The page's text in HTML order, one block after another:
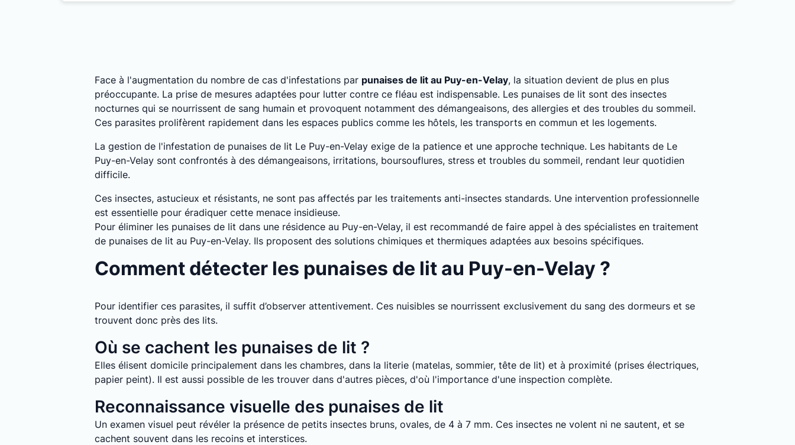
Face à l'augmentation du nombre de cas d'infestations par punaises de lit au Puy-en-Velay, la situation devient de plus en plus
préoccupante. La prise de mesures adaptées pour lutter contre ce fléau est indispensable. Les punaises de lit sont des insectes
nocturnes qui se nourrissent de sang humain et provoquent notamment des démangeaisons, des allergies et des troubles du sommeil.
Ces parasites prolifèrent rapidement dans les espaces publics comme les hôtels, les transports en commun et les logements.
La gestion de l'infestation de punaises de lit Le Puy-en-Velay exige de la patience et une approche technique. Les habitants de Le
Puy-en-Velay sont confrontés à des démangeaisons, irritations, boursouflures, stress et troubles du sommeil, rendant leur quotidien
difficile.
Ces insectes, astucieux et résistants, ne sont pas affectés par les traitements anti-insectes standards. Une intervention professionnelle
est essentielle pour éradiquer cette menace insidieuse.
Pour éliminer les punaises de lit dans une résidence au Puy-en-Velay, il est recommandé de faire appel à des spécialistes en traitement
de punaises de lit au Puy-en-Velay. Ils proposent des solutions chimiques et thermiques adaptées aux besoins spécifiques.
Comment détecter les punaises de lit au Puy-en-Velay ?
Pour identifier ces parasites, il suffit d’observer attentivement. Ces nuisibles se nourrissent exclusivement du sang des dormeurs et se
trouvent donc près des lits.
Où se cachent les punaises de lit ?
Elles élisent domicile principalement dans les chambres, dans la literie (matelas, sommier, tête de lit) et à proximité (prises électriques,
papier peint). Il est aussi possible de les trouver dans d'autres pièces, d'où l'importance d'une inspection complète.
Reconnaissance visuelle des punaises de lit
Un examen visuel peut révéler la présence de petits insectes bruns, ovales, de 4 à 7 mm. Ces insectes ne volent ni ne sautent, et se
cachent souvent dans les recoins et interstices.